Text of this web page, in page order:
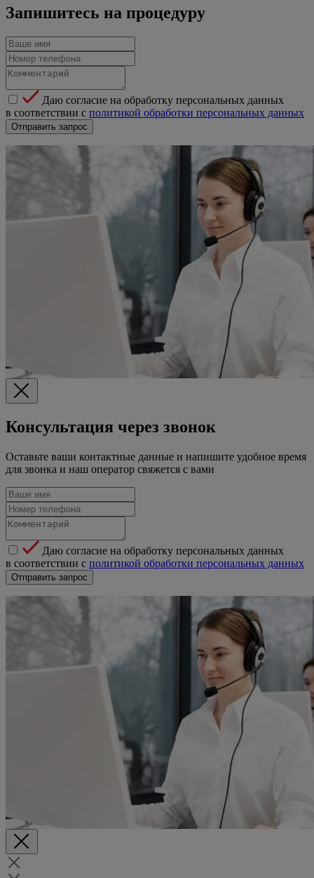
Запишитесь на процедуру
Даю согласие на обработку персональных данных
в соответствии с политикой обработки персональных данных
Отправить запрос
Консультация через звонок
Оставьте ваши контактные данные и напишите удобное время
для звонка и наш оператор свяжется с вами
Даю согласие на обработку персональных данных
в соответствии с политикой обработки персональных данных
Отправить запрос